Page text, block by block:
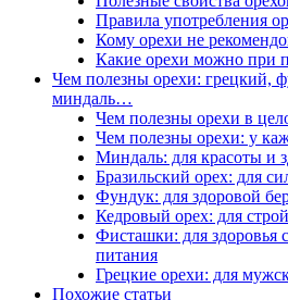
Правила употребления
Кому орехи не
Какие орехи можно при
Чем полезны орехи: грецкий,
миндаль…
Чем полезны орехи в
Чем полезны орехи: у
Миндаль: для красоты и
Бразильский орех: для
Фундук: для здоровой
Кедровый орех: для
Фисташки: для здоровья
питания
Грецкие орехи: для
Похожие статьи